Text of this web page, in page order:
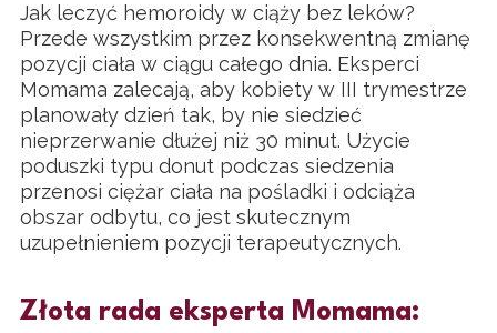
Jak leczyć hemoroidy w ciąży bez leków?
Przede wszystkim przez konsekwentną zmianę
pozycji ciała w ciągu całego dnia. Eksperci
Momama zalecają, aby kobiety w III trymestrze
planowały dzień tak, by nie siedzieć
nieprzerwanie dłużej niż 30 minut. Użycie
poduszki typu donut podczas siedzenia
przenosi ciężar ciała na pośladki i odciąża
obszar odbytu, co jest skutecznym
uzupełnieniem pozycji terapeutycznych.
Złota rada eksperta Momama: